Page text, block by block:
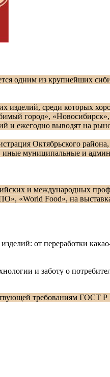
одним из крупнейших
изделий, среди которых
город»,
и ежегодно выводят на
Октябрьского
муниципальные и
и международных
«World Food», на
от переработки
и заботу о
требованиям